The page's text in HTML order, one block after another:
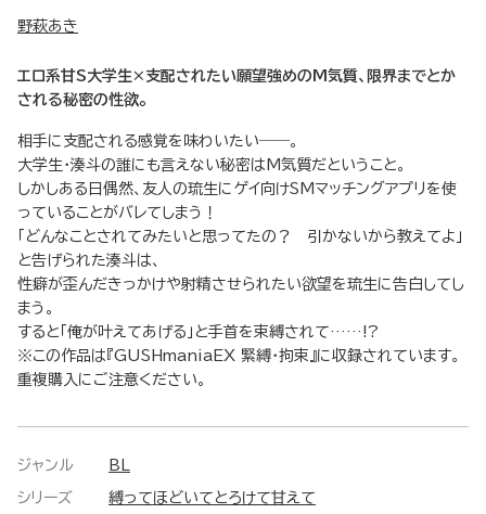
野萩あき
エロ系甘S大学生×支配されたい願望強めのM気質、限界までとか
される秘密の性欲。
相手に支配される感覚を味わいたい――。
大学生・湊斗の誰にも言えない秘密はM気質だということ。
しかしある日偶然、友人の琉生にゲイ向けSMマッチングアプリを使
っていることがバレてしまう！
「どんなことされてみたいと思ってたの？ 引かないから教えてよ」
と告げられた湊斗は、
性癖が歪んだきっかけや射精させられたい欲望を琉生に告白してし
まう。
すると「俺が叶えてあげる」と手首を束縛されて……!?
※この作品は『GUSHmaniaEX 緊縛・拘束』に収録されています。
重複購入にご注意ください。
ジャンル BL
シリーズ 縛ってほどいてとろけて甘えて